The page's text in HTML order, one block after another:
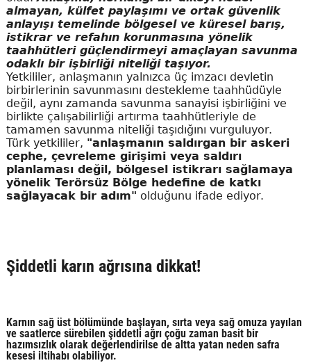
almayan, külfet paylaşımı ve ortak güvenlik
anlayışı temelinde bölgesel ve küresel barış,
istikrar ve refahın korunmasına yönelik
taahhütleri güçlendirmeyi amaçlayan savunma
odaklı bir işbirliği niteliği taşıyor.
Yetkililer, anlaşmanın yalnızca üç imzacı devletin
birbirlerinin savunmasını destekleme taahhüdüyle
değil, aynı zamanda savunma sanayisi işbirliğini ve
birlikte çalışabilirliği artırma taahhütleriyle de
tamamen savunma niteliği taşıdığını vurguluyor.
Türk yetkililer, "anlaşmanın saldırgan bir askeri
cephe, çevreleme girişimi veya saldırı
planlaması değil, bölgesel istikrarı sağlamaya
yönelik Terörsüz Bölge hedefine de katkı
sağlayacak bir adım" olduğunu ifade ediyor.
Şiddetli karın ağrısına dikkat!
Karnın sağ üst bölümünde başlayan, sırta veya sağ omuza yayılan
ve saatlerce sürebilen şiddetli ağrı çoğu zaman basit bir
hazımsızlık olarak değerlendirilse de altta yatan neden safra
kesesi iltihabı olabiliyor.